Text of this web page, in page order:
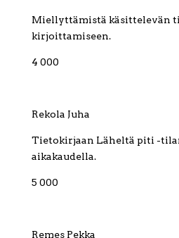
Miellyttämistä käsittelevän
kirjoittamiseen.
4 000
Rekola Juha
Tietokirjaan Läheltä piti -
aikakaudella.
5 000
Remes Pekka